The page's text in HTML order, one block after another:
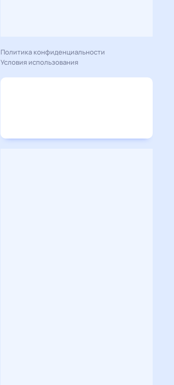
Политика конфиденциальности
Условия использования